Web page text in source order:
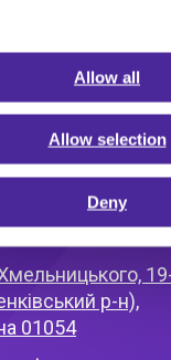
Allow all
Allow selection
Deny
р-н),
01054